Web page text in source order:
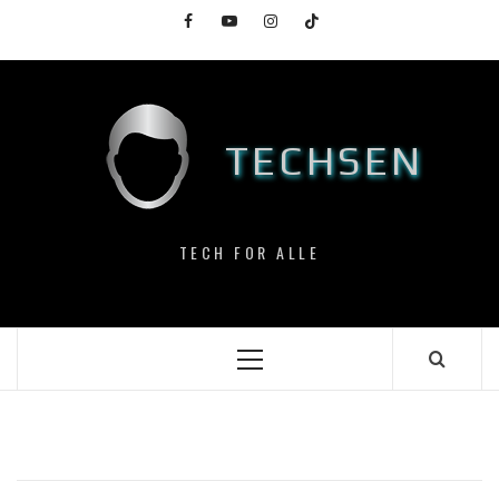
content
FacebookYouTubeInstagramTikTok
TECHSEN
TECH FOR ALLE
Primary